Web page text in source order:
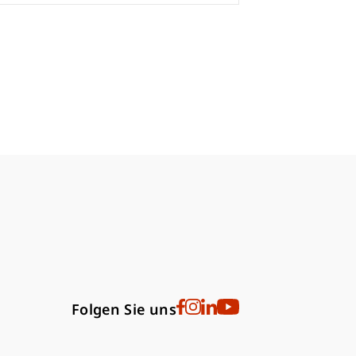
Verzeichnis
Folgen Sie uns